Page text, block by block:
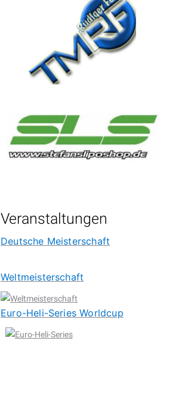
Veranstaltungen
Deutsche Meisterschaft
Weltmeisterschaft
Euro-Heli-Series Worldcup